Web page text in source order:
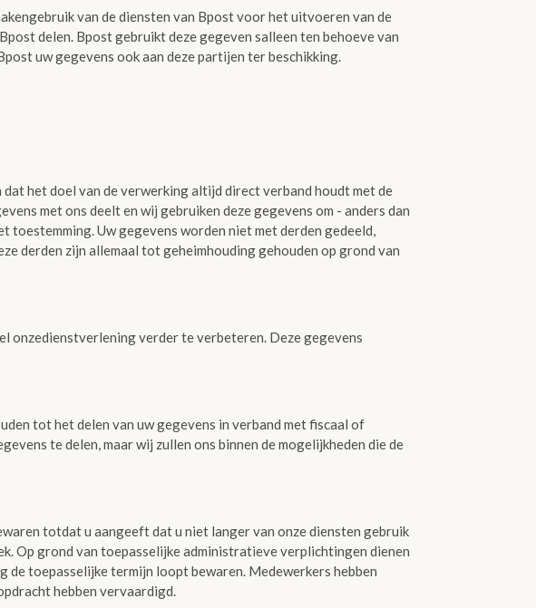
van de diensten van Bpost voor het uitvoeren van de
delen. Bpost gebruikt deze gegeven salleen ten behoeve van
uw gegevens ook aan deze partijen ter beschikking.
het doel van de verwerking altijd direct verband houdt met de
met ons deelt en wij gebruiken deze gegevens om - anders dan
toestemming. Uw gegevens worden niet met derden gedeeld,
derden zijn allemaal tot geheimhouding gehouden op grond van
onzedienstverlening verder te verbeteren. Deze gegevens
tot het delen van uw gegevens in verband met fiscaal of
te delen, maar wij zullen ons binnen de mogelijkheden die de
totdat u aangeeft dat u niet langer van onze diensten gebruik
Op grond van toepasselijke administratieve verplichtingen dienen
de toepasselijke termijn loopt bewaren. Medewerkers hebben
hebben vervaardigd.